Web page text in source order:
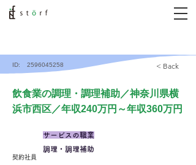
ID: 2596045258 < Back
飲食業の調理・調理補助／神奈川県横
浜市西区／年収240万円～年収360万円
契約社員
サービスの職業
調理・調理補助